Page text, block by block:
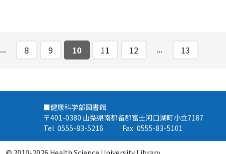
... 8 9 10 11 12 ... 13
■健康科学部図書館
〒401-0380 山梨県南都留郡富士河口湖町小立7187
Tel 0555-83-5216 Fax 0555-83-5101